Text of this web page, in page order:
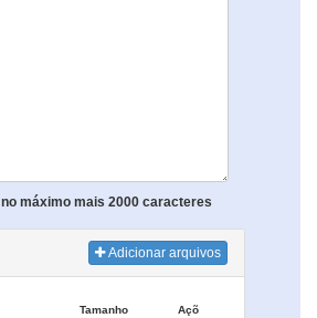
no máximo mais 2000 caracteres
Adicionar arquivos
Tamanho
Açõ